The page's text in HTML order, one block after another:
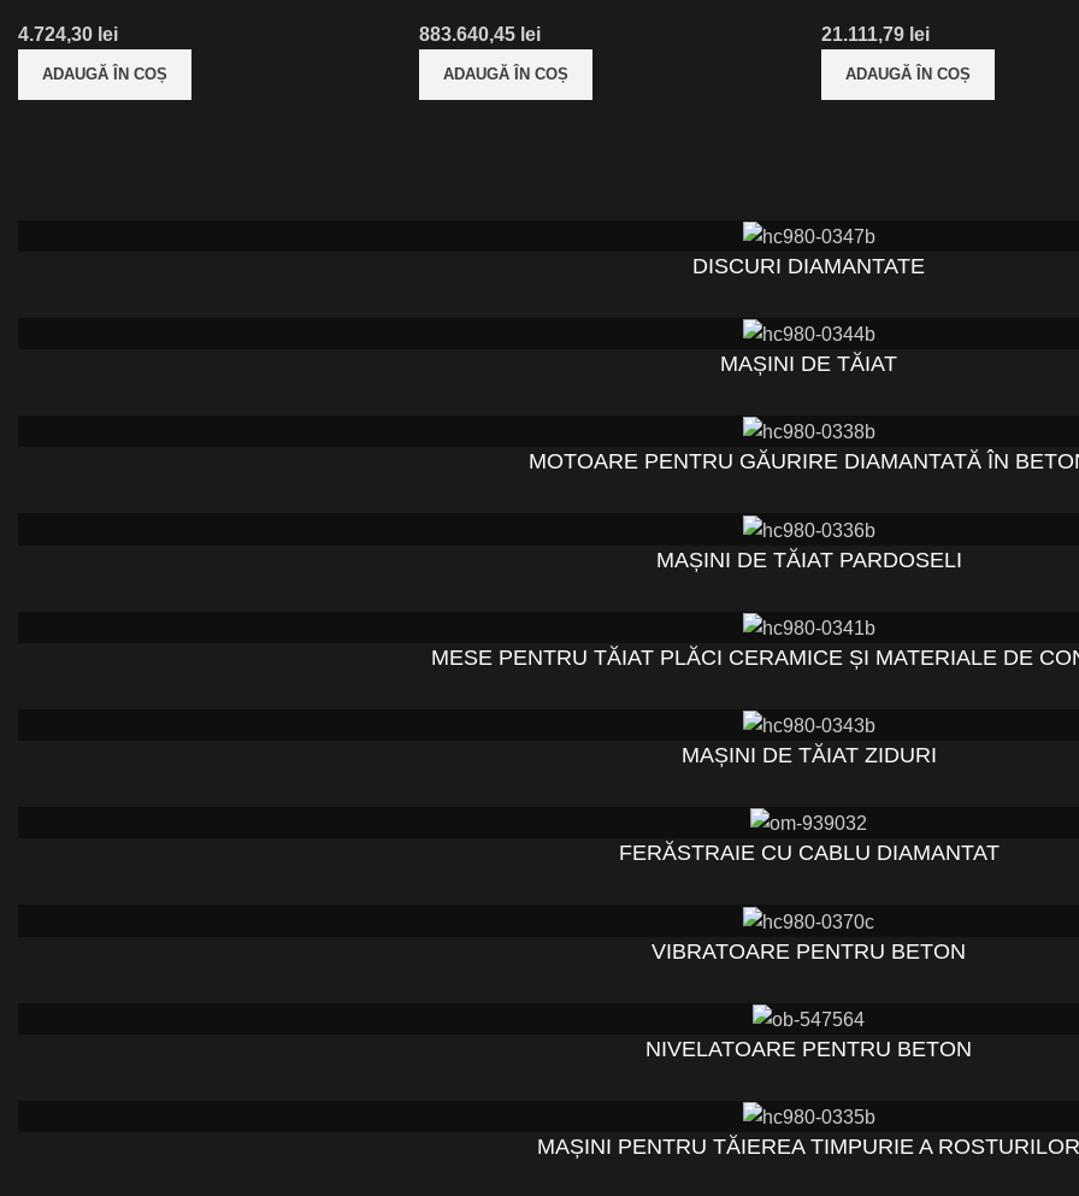
lei
ADAUGĂ ÎN COȘ
lei
ADAUGĂ ÎN COȘ
lei
ADAUGĂ ÎN COȘ
DISCURI DIAMANTATE
MAȘINI DE TĂIAT
MOTOARE PENTRU GĂURIRE DIAMANTATĂ ÎN
MAȘINI DE TĂIAT PARDOSELI
MESE PENTRU TĂIAT PLĂCI CERAMICE ȘI MATERIALE DE
MAȘINI DE TĂIAT ZIDURI
FERĂSTRAIE CU CABLU DIAMANTAT
VIBRATOARE PENTRU BETON
NIVELATOARE PENTRU BETON
MAȘINI PENTRU TĂIEREA TIMPURIE A